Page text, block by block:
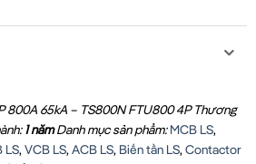
800A 65kA – TS800N FTU800 4PThương
1 nămDanh mục sản phẩm:MCB LS,
LS,VCB LS,ACB LS, Biến tần LS,Contactor